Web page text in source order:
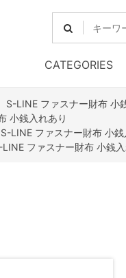
CATEGORIES
S-LINE ファスナー財布 小
小銭入れあり
LINE ファスナー財布 小銭
ファスナー財布 小銭